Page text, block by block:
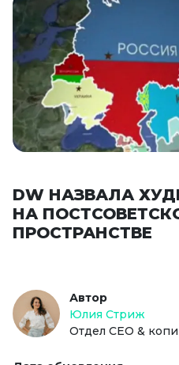
DW НАЗВАЛА
НА
ПРОСТРАНСТВЕ
Автор
Юлия Стриж
Отдел СЕО &